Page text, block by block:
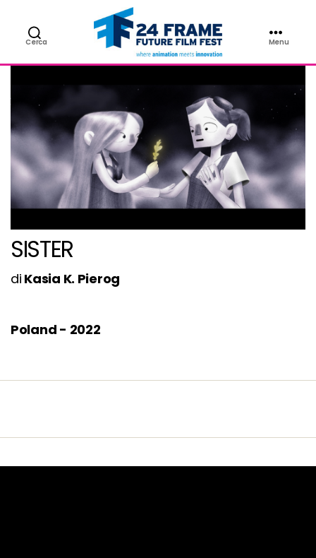
Cerca
24FRAME
Menu
SISTER
di Kasia K. Pierog
Poland - 2022